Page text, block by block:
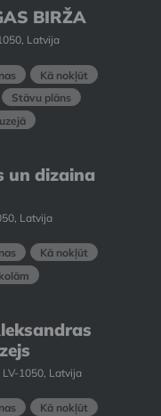
BIRŽA
Latvija
Kā nokļūt
Stāvu plāns
un dizaina
Latvija
Kā nokļūt
1050, Latvija
Kā nokļūt